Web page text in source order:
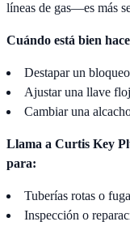
líneas de gas—es más
Cuándo está bien
Destapar un
Ajustar una llave
Cambiar una
Llama a Curtis Key
para:
Tuberías rotas o
Inspección o